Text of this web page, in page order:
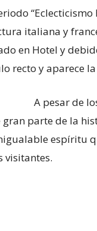
italiana y
en Hotel y
recto y aparece la
A pesar de
parte de la
espíritu
visitantes.